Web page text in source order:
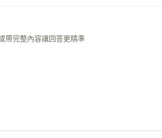
完整內容讓回答更精準